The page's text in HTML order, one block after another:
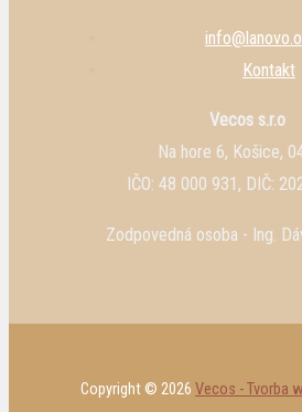
Kontakt
Vecos s.r.o
Na hore 6, Košice,
IČO: 48 000 931, DIČ:
Zodpovedná osoba - Ing.
Copyright © 2026 Vecos - Tvorba